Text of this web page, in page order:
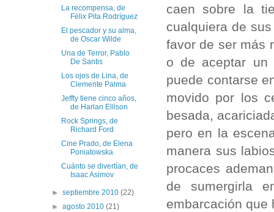
caen sobre la
cualquiera de
favor de ser más
o de aceptar un
puede contarse
movido por los
besada,
pero en la
manera sus
procaces
de sumergirla
embarcación que
La recompensa, de
Félix Pita Rodríguez
El pescador y su alma,
de Oscar Wilde
Una de Terror, Pablo
De Santis
Los ojos de Lina, de
Clemente Palma
Jeffty tiene cinco años,
de Harlan Ellison
Rock Springs, de
Richard Ford
Cine Prado, de Elena
Poniatowska
Cuánto se divertían, de
Isaac Asimov
►septiembre 2010(22)
►agosto 2010(21)